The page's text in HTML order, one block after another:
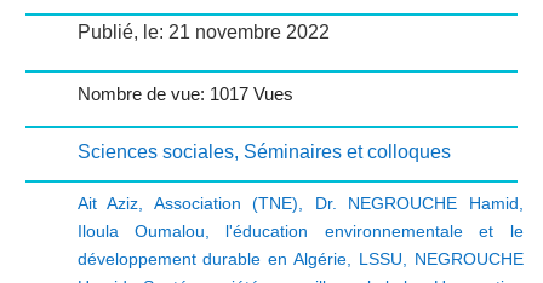
Publié, le: 21 novembre 2022
Nombre de vue: 1017 Vues
Sciences sociales, Séminaires et colloques
Ait Aziz Association (TNE) Dr. NEGROUCHE Hamid
Iloula Oumalou
l'éducation environnementale et le
développement durable en Algérie, LSSU
NEGROUCHE